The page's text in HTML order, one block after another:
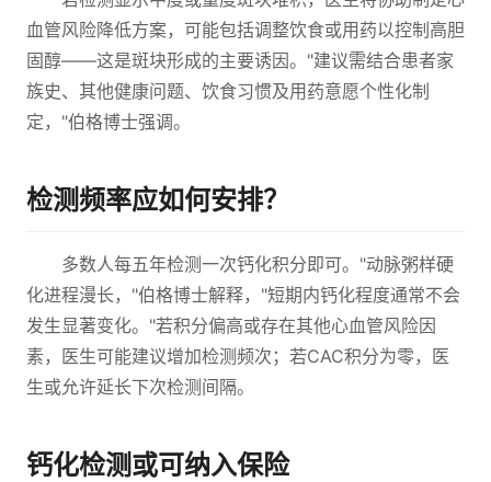
血管风险降低方案，可能包括调整饮食或用药以控制高胆
固醇——这是斑块形成的主要诱因。"建议需结合患者家
族史、其他健康问题、饮食习惯及用药意愿个性化制
定，"伯格博士强调。
检测频率应如何安排？
多数人每五年检测一次钙化积分即可。"动脉粥样硬
化进程漫长，"伯格博士解释，"短期内钙化程度通常不会
发生显著变化。"若积分偏高或存在其他心血管风险因
素，医生可能建议增加检测频次；若CAC积分为零，医
生或允许延长下次检测间隔。
钙化检测或可纳入保险